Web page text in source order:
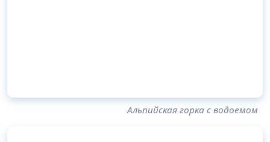
Альпийская горка с водоемом